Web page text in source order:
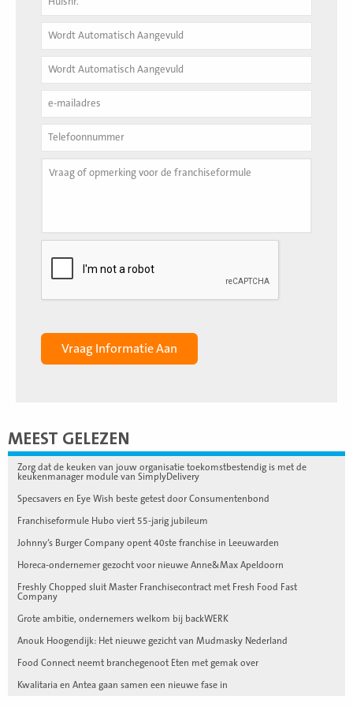
MEEST GELEZEN
Zorg dat de keuken van jouw organisatie toekomstbestendig is met de
keukenmanager module van SimplyDelivery
Specsavers en Eye Wish beste getest door Consumentenbond
Franchiseformule Hubo viert 55-jarig jubileum
Johnny’s Burger Company opent 40ste franchise in Leeuwarden
Horeca-ondernemer gezocht voor nieuwe Anne&Max Apeldoorn
Freshly Chopped sluit Master Franchisecontract met Fresh Food Fast
Company
Grote ambitie, ondernemers welkom bij backWERK
Anouk Hoogendijk: Het nieuwe gezicht van Mudmasky Nederland
Food Connect neemt branchegenoot Eten met gemak over
Kwalitaria en Antea gaan samen een nieuwe fase in